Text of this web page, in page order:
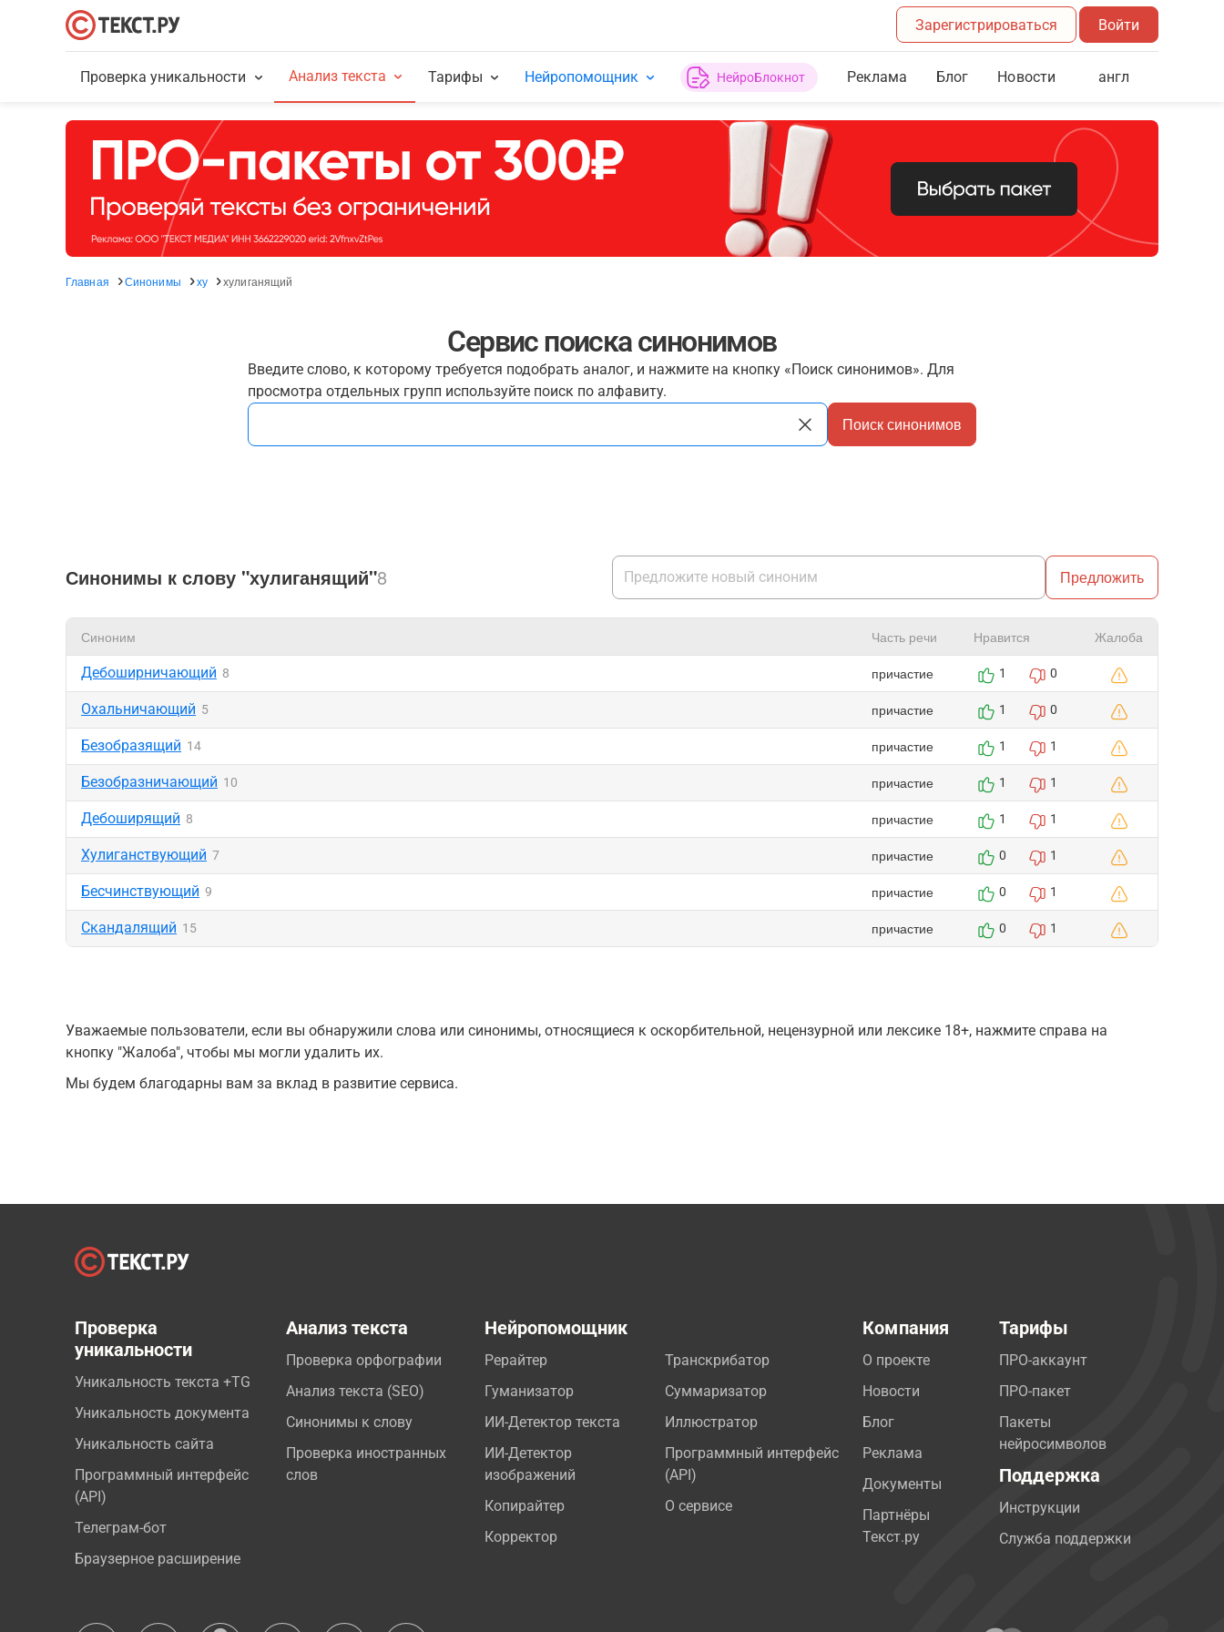
Зарегистрироваться Войти
Проверка уникальности Анализ текста Тарифы Нейропомощник НейроБлокнот Реклама Блог Новости англ
Главная Синонимы ху хулиганящий
Сервис поиска синонимов
Введите слово, к которому требуется подобрать аналог, и нажмите на кнопку «Поиск синонимов». Для
просмотра отдельных групп используйте поиск по алфавиту.
Поиск синонимов
Синонимы к слову "хулиганящий"8 Предложить
Синоним Часть речи Нравится Жалоба
Дебоширничающий 8 причастие 1 0
Охальничающий 5 причастие 1 0
Безобразящий 14 причастие 1 1
Безобразничающий 10 причастие 1 1
Дебоширящий 8 причастие 1 1
Хулиганствующий 7 причастие 0 1
Бесчинствующий 9 причастие 0 1
Скандалящий 15 причастие 0 1
Уважаемые пользователи, если вы обнаружили слова или синонимы, относящиеся к оскорбительной, нецензурной или лексике 18+, нажмите справа на
кнопку "Жалоба", чтобы мы могли удалить их.
Мы будем благодарны вам за вклад в развитие сервиса.
Проверка
уникальности
Уникальность текста +TG
Уникальность документа
Уникальность сайта
Программный интерфейс
(API)
Телеграм-бот
Браузерное расширение
Анализ текста
Проверка орфографии
Анализ текста (SEO)
Синонимы к слову
Проверка иностранных
слов
Нейропомощник
Рерайтер
Гуманизатор
ИИ-Детектор текста
ИИ-Детектор
изображений
Копирайтер
Корректор
Транскрибатор
Суммаризатор
Иллюстратор
Программный интерфейс
(API)
О сервисе
Компания
О проекте
Новости
Блог
Реклама
Документы
Партнёры
Текст.ру
Тарифы
ПРО-аккаунт
ПРО-пакет
Пакеты
нейросимволов
Поддержка
Инструкции
Служба поддержки